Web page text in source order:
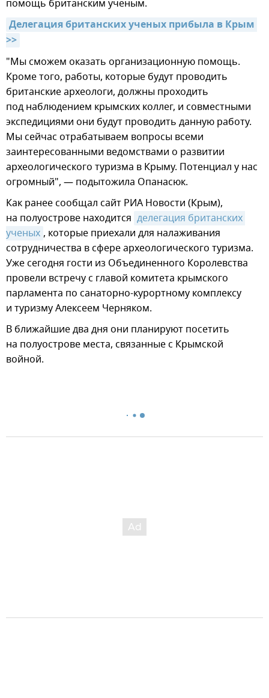
помощь британским ученым.
Делегация британских ученых прибыла в Крым
>>
"Мы сможем оказать организационную помощь.
Кроме того, работы, которые будут проводить
британские археологи, должны проходить
под наблюдением крымских коллег, и совместными
экспедициями они будут проводить данную работу.
Мы сейчас отрабатываем вопросы всеми
заинтересованными ведомствами о развитии
археологического туризма в Крыму. Потенциал у нас
огромный", — подытожила Опанасюк.
Как ранее сообщал сайт РИА Новости (Крым),
на полуострове находится делегация британских
ученых , которые приехали для налаживания
сотрудничества в сфере археологического туризма.
Уже сегодня гости из Объединенного Королевства
провели встречу с главой комитета крымского
парламента по санаторно-курортному комплексу
и туризму Алексеем Черняком.
В ближайшие два дня они планируют посетить
на полуострове места, связанные с Крымской
войной.